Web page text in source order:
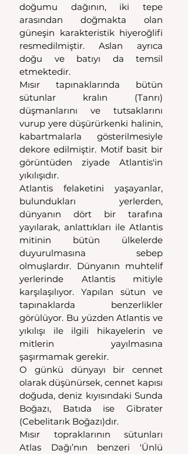
doğumu dağının, iki tepe
arasından doğmakta olan
güneşin karakteristik hiyeroğlifi
resmedilmiştir. Aslan ayrıca
doğu ve batıyı da temsil
etmektedir.
Mısır tapınaklarında bütün
sütunlar kralın (Tanrı)
düşmanlarını ve tutsaklarını
vurup yere düşürürkenki halinin,
kabartmalarla gösterilmesiyle
dekore edilmiştir. Motif basit bir
görüntüden ziyade Atlantis'in
yıkılışıdır.
Atlantis felaketini yaşayanlar,
bulundukları yerlerden,
dünyanın dört bir tarafına
yayılarak, anlattıkları ile Atlantis
mitinin bütün ülkelerde
duyurulmasına sebep
olmuşlardır. Dünyanın muhtelif
yerlerinde Atlantis mitiyle
karşılaşılıyor. Yapılan sütun ve
tapınaklarda benzerlikler
görülüyor. Bu yüzden Atlantis ve
yıkılışı ile ilgili hikayelerin ve
mitlerin yayılmasına
şaşırmamak gerekir.
O günkü dünyayı bir cennet
olarak düşünürsek, cennet kapısı
doğuda, deniz kıyısındaki Sunda
Boğazı, Batıda ise Gibrater
(Cebelitarık Boğazı)dır.
Mısır topraklarının sütunları
Atlas Dağı’nın benzeri 'Ünlü